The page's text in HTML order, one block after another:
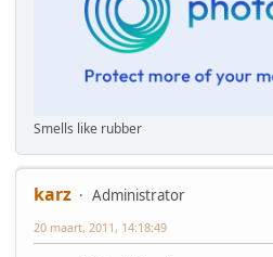
Smells like rubber
karz
Administrator
20 maart, 2011, 14:18:49